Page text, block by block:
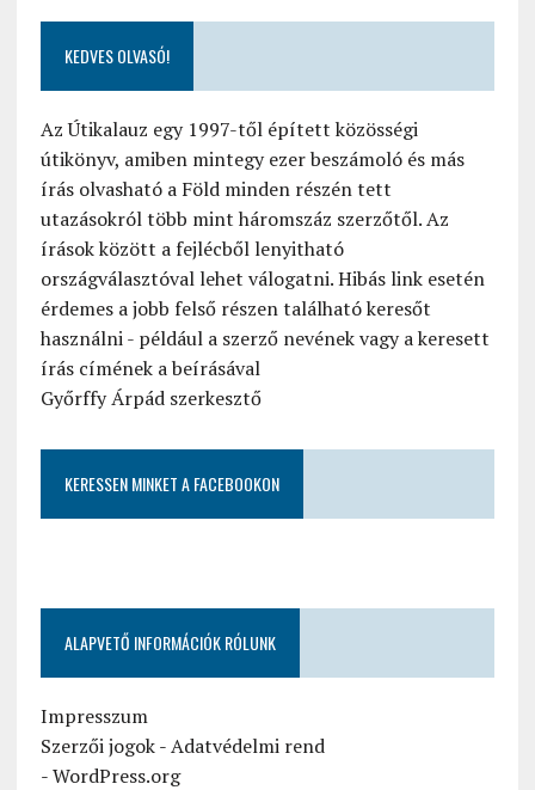
KEDVES OLVASÓ!
Az Útikalauz egy 1997-től épített közösségi
útikönyv, amiben mintegy ezer beszámoló és más
írás olvasható a Föld minden részén tett
utazásokról több mint háromszáz szerzőtől. Az
írások között a fejlécből lenyitható
országválasztóval lehet válogatni. Hibás link esetén
érdemes a jobb felső részen található keresőt
használni - például a szerző nevének vagy a keresett
írás címének a beírásával
Győrffy Árpád szerkesztő
KERESSEN MINKET A FACEBOOKON
ALAPVETŐ INFORMÁCIÓK RÓLUNK
Impresszum
Szerzői jogok-Adatvédelmi rend
-WordPress.org